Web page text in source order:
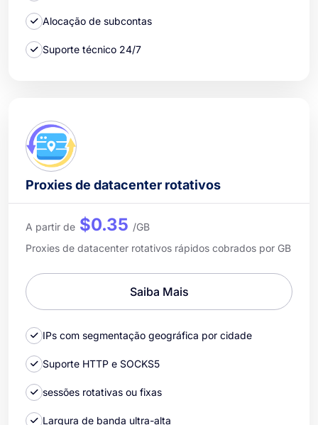
Alocação de subcontas
Suporte técnico 24/7
Proxies de datacenter rotativos
A partir de $0.35 /GB
Proxies de datacenter rotativos rápidos cobrados por GB
Saiba Mais
IPs com segmentação geográfica por cidade
Suporte HTTP e SOCKS5
sessões rotativas ou fixas
Largura de banda ultra-alta